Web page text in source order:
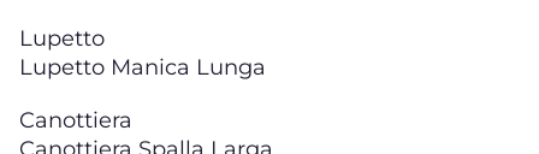
Lupetto
Lupetto Manica Lunga
Canottiera